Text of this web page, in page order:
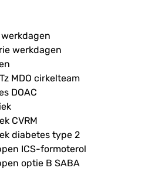
werkdagen
MDO cirkelteam
DOAC
CVRM
diabetes type 2
ICS-formoterol
optie B SABA